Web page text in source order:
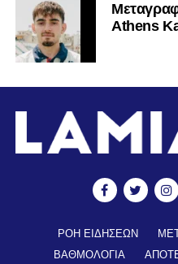
Athens
ΡΟΗ ΕΙΔΗΣΕΩΝ
ΒΑΘΜΟΛΟΓΙΑ